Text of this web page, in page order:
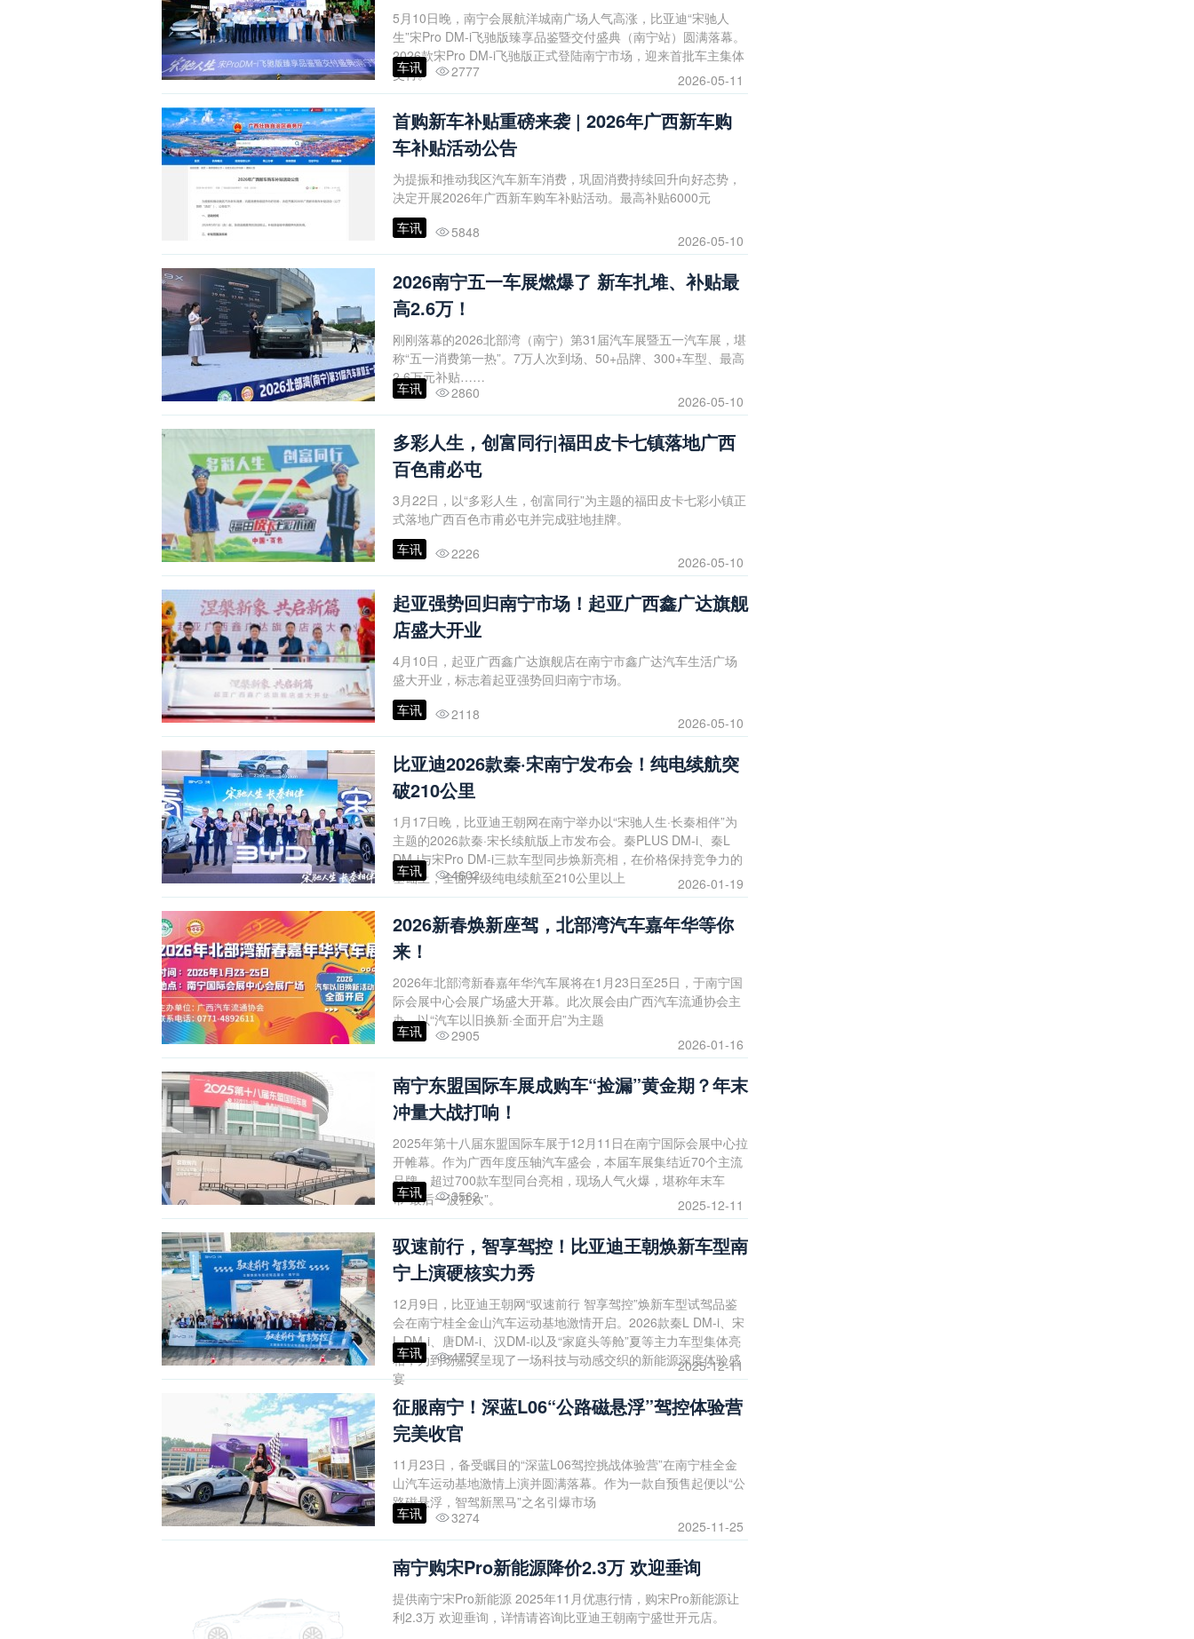
5月10日晚，南宁会展航洋城南广场人气高涨，比亚迪“宋驰人
生”宋Pro DM-i飞驰版臻享品鉴暨交付盛典（南宁站）圆满落幕。
2026款宋Pro DM-i飞驰版正式登陆南宁市场，迎来首批车主集体
交付。
车讯 2777 2026-05-11
首购新车补贴重磅来袭 | 2026年广西新车购
车补贴活动公告
为提振和推动我区汽车新车消费，巩固消费持续回升向好态势，
决定开展2026年广西新车购车补贴活动。最高补贴6000元
车讯
5848 2026-05-10
2026南宁五一车展燃爆了 新车扎堆、补贴最
高2.6万！
刚刚落幕的2026北部湾（南宁）第31届汽车展暨五一汽车展，堪
称“五一消费第一热”。7万人次到场、50+品牌、300+车型、最高
2.6万元补贴……
车讯 2860 2026-05-10
多彩人生，创富同行|福田皮卡七镇落地广西
百色甫必屯
3月22日，以“多彩人生，创富同行”为主题的福田皮卡七彩小镇正
式落地广西百色市甫必屯并完成驻地挂牌。
车讯
2226 2026-05-10
起亚强势回归南宁市场！起亚广西鑫广达旗舰
店盛大开业
4月10日，起亚广西鑫广达旗舰店在南宁市鑫广达汽车生活广场
盛大开业，标志着起亚强势回归南宁市场。
车讯
2118 2026-05-10
比亚迪2026款秦·宋南宁发布会！纯电续航突
破210公里
1月17日晚，比亚迪王朝网在南宁举办以“宋驰人生·长秦相伴”为
主题的2026款秦·宋长续航版上市发布会。秦PLUS DM-i、秦L
DM-i与宋Pro DM-i三款车型同步焕新亮相，在价格保持竞争力的
基础上，全面升级纯电续航至210公里以上
车讯 4602 2026-01-19
2026新春焕新座驾，北部湾汽车嘉年华等你
来！
2026年北部湾新春嘉年华汽车展将在1月23日至25日，于南宁国
际会展中心会展广场盛大开幕。此次展会由广西汽车流通协会主
办，以“汽车以旧换新·全面开启”为主题
车讯 2905 2026-01-16
南宁东盟国际车展成购车“捡漏”黄金期？年末
冲量大战打响！
2025年第十八届东盟国际车展于12月11日在南宁国际会展中心拉
开帷幕。作为广西年度压轴汽车盛会，本届车展集结近70个主流
品牌、超过700款车型同台亮相，现场人气火爆，堪称年末车
市“最后一波狂欢”。
车讯 3562 2025-12-11
驭速前行，智享驾控！比亚迪王朝焕新车型南
宁上演硬核实力秀
12月9日，比亚迪王朝网“驭速前行 智享驾控”焕新车型试驾品鉴
会在南宁桂全金山汽车运动基地激情开启。2026款秦L DM-i、宋
L DM-i、唐DM-i、汉DM-i以及“家庭头等舱”夏等主力车型集体亮
相，为到场嘉宾呈现了一场科技与动感交织的新能源深度体验盛
宴
车讯 4757 2025-12-11
征服南宁！深蓝L06“公路磁悬浮”驾控体验营
完美收官
11月23日，备受瞩目的“深蓝L06驾控挑战体验营”在南宁桂全金
山汽车运动基地激情上演并圆满落幕。作为一款自预售起便以“公
路磁悬浮，智驾新黑马”之名引爆市场
车讯 3274 2025-11-25
南宁购宋Pro新能源降价2.3万 欢迎垂询
提供南宁宋Pro新能源 2025年11月优惠行情，购宋Pro新能源让
利2.3万 欢迎垂询，详情请咨询比亚迪王朝南宁盛世开元店。